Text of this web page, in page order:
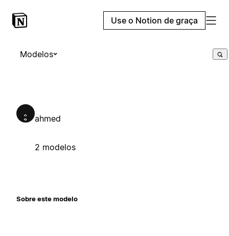
Use o Notion de graça
Modelos
ahmed
2 modelos
Sobre este modelo